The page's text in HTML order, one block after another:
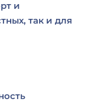
и
так и для